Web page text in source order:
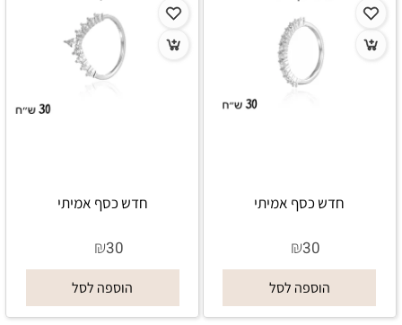
חדש כסף אמיתי
₪30
הוספה לסל
חדש כסף אמיתי
₪30
הוספה לסל